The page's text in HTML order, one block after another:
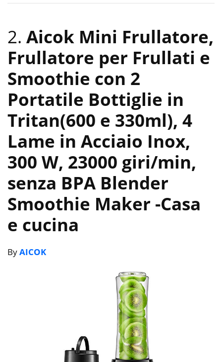
2. Aicok Mini Frullatore,
Frullatore per Frullati e
Smoothie con 2
Portatile Bottiglie in
Tritan(600 e 330ml), 4
Lame in Acciaio Inox,
300 W, 23000 giri/min,
senza BPA Blender
Smoothie Maker -Casa
e cucina
ByAICOK